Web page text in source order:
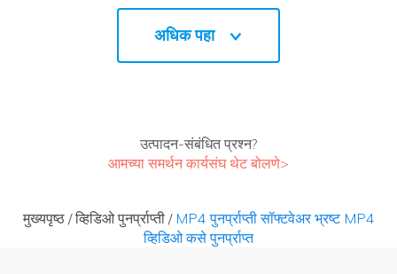
अधिक पहा
उत्पादन-संबंधित प्रश्न?
आमच्या समर्थन कार्यसंघ थेट बोलणे>
मुख्यपृष्ठ/व्हिडिओ पुनर्प्राप्ती/ MP4 पुनर्प्राप्ती सॉफ्टवेअर भ्रष्ट MP4
व्हिडिओ कसे पुनर्प्राप्त